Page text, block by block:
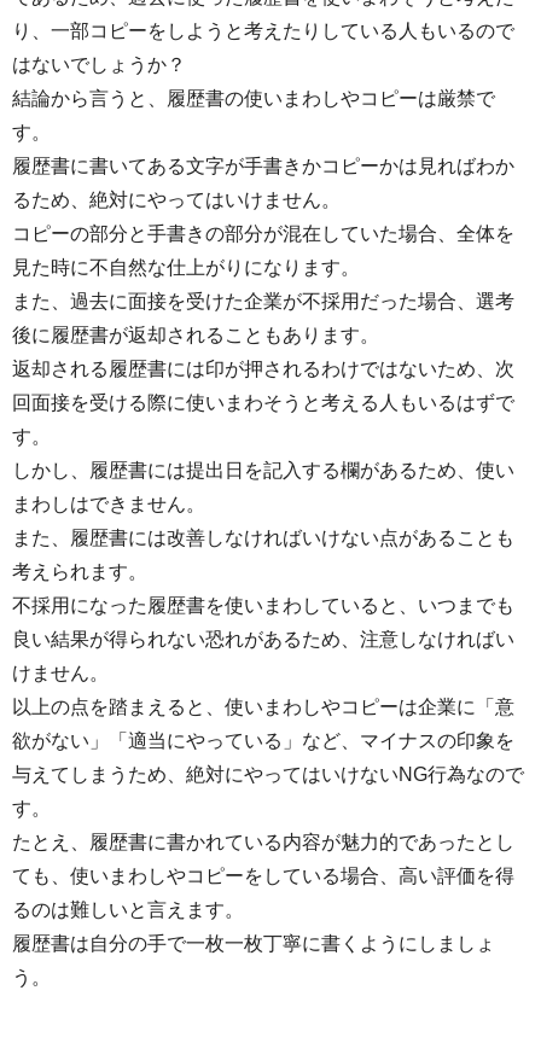
り、一部コピーをしようと考えたりしている人もいるので
はないでしょうか？
結論から言うと、履歴書の使いまわしやコピーは厳禁で
す。
履歴書に書いてある文字が手書きかコピーかは見ればわか
るため、絶対にやってはいけません。
コピーの部分と手書きの部分が混在していた場合、全体を
見た時に不自然な仕上がりになります。
また、過去に面接を受けた企業が不採用だった場合、選考
後に履歴書が返却されることもあります。
返却される履歴書には印が押されるわけではないため、次
回面接を受ける際に使いまわそうと考える人もいるはずで
す。
しかし、履歴書には提出日を記入する欄があるため、使い
まわしはできません。
また、履歴書には改善しなければいけない点があることも
考えられます。
不採用になった履歴書を使いまわしていると、いつまでも
良い結果が得られない恐れがあるため、注意しなければい
けません。
以上の点を踏まえると、使いまわしやコピーは企業に「意
欲がない」「適当にやっている」など、マイナスの印象を
与えてしまうため、絶対にやってはいけないNG行為なので
す。
たとえ、履歴書に書かれている内容が魅力的であったとし
ても、使いまわしやコピーをしている場合、高い評価を得
るのは難しいと言えます。
履歴書は自分の手で一枚一枚丁寧に書くようにしましょ
う。